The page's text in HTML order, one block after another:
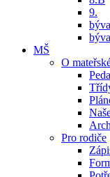
9.
MŠ
O
Pro rodiče